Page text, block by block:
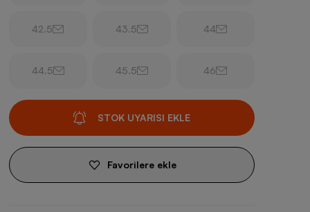
42.5 43.5 44
44.5 45.5 46
STOK UYARISI EKLE
Favorilere ekle